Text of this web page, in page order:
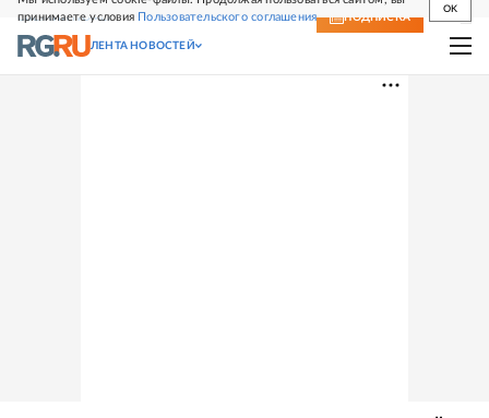
принимаете условия Пользовательского соглашения
OK
СВЕЖИЙ НОМЕР ПОДПИСКА
ЛЕНТА НОВОСТЕЙ